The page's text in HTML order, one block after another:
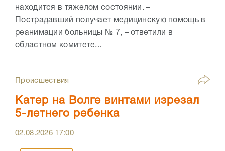
находится в тяжелом состоянии. –
Пострадавший получает медицинскую помощь в
реанимации больницы № 7, – ответили в
областном комитете...
Происшествия
Катер на Волге винтами изрезал
5-летнего ребенка
02.08.2026 17:00